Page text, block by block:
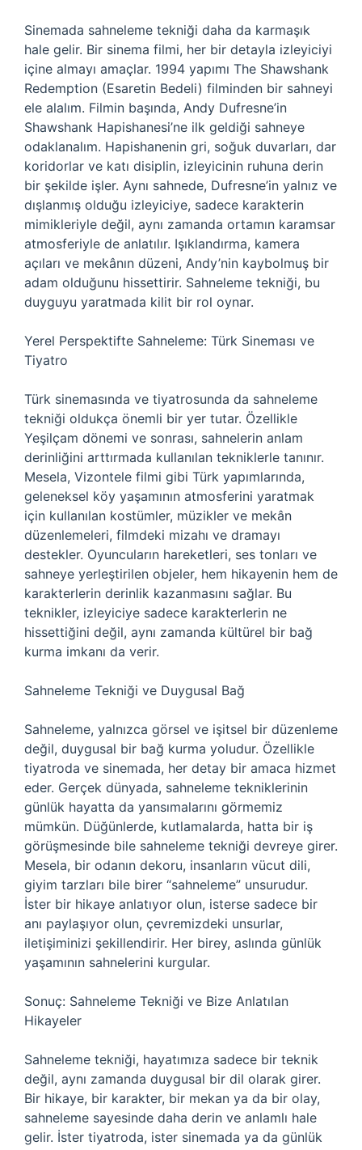
Sinemada sahneleme tekniği daha da karmaşık
hale gelir. Bir sinema filmi, her bir detayla izleyiciyi
içine almayı amaçlar. 1994 yapımı The Shawshank
Redemption (Esaretin Bedeli) filminden bir sahneyi
ele alalım. Filmin başında, Andy Dufresne’in
Shawshank Hapishanesi’ne ilk geldiği sahneye
odaklanalım. Hapishanenin gri, soğuk duvarları, dar
koridorlar ve katı disiplin, izleyicinin ruhuna derin
bir şekilde işler. Aynı sahnede, Dufresne’in yalnız ve
dışlanmış olduğu izleyiciye, sadece karakterin
mimikleriyle değil, aynı zamanda ortamın karamsar
atmosferiyle de anlatılır. Işıklandırma, kamera
açıları ve mekânın düzeni, Andy’nin kaybolmuş bir
adam olduğunu hissettirir. Sahneleme tekniği, bu
duyguyu yaratmada kilit bir rol oynar.
Yerel Perspektifte Sahneleme: Türk Sineması ve
Tiyatro
Türk sinemasında ve tiyatrosunda da sahneleme
tekniği oldukça önemli bir yer tutar. Özellikle
Yeşilçam dönemi ve sonrası, sahnelerin anlam
derinliğini arttırmada kullanılan tekniklerle tanınır.
Mesela, Vizontele filmi gibi Türk yapımlarında,
geleneksel köy yaşamının atmosferini yaratmak
için kullanılan kostümler, müzikler ve mekân
düzenlemeleri, filmdeki mizahı ve dramayı
destekler. Oyuncuların hareketleri, ses tonları ve
sahneye yerleştirilen objeler, hem hikayenin hem de
karakterlerin derinlik kazanmasını sağlar. Bu
teknikler, izleyiciye sadece karakterlerin ne
hissettiğini değil, aynı zamanda kültürel bir bağ
kurma imkanı da verir.
Sahneleme Tekniği ve Duygusal Bağ
Sahneleme, yalnızca görsel ve işitsel bir düzenleme
değil, duygusal bir bağ kurma yoludur. Özellikle
tiyatroda ve sinemada, her detay bir amaca hizmet
eder. Gerçek dünyada, sahneleme tekniklerinin
günlük hayatta da yansımalarını görmemiz
mümkün. Düğünlerde, kutlamalarda, hatta bir iş
görüşmesinde bile sahneleme tekniği devreye girer.
Mesela, bir odanın dekoru, insanların vücut dili,
giyim tarzları bile birer “sahneleme” unsurudur.
İster bir hikaye anlatıyor olun, isterse sadece bir
anı paylaşıyor olun, çevremizdeki unsurlar,
iletişiminizi şekillendirir. Her birey, aslında günlük
yaşamının sahnelerini kurgular.
Sonuç: Sahneleme Tekniği ve Bize Anlatılan
Hikayeler
Sahneleme tekniği, hayatımıza sadece bir teknik
değil, aynı zamanda duygusal bir dil olarak girer.
Bir hikaye, bir karakter, bir mekan ya da bir olay,
sahneleme sayesinde daha derin ve anlamlı hale
gelir. İster tiyatroda, ister sinemada ya da günlük